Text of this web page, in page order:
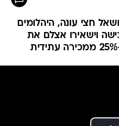
חצי עונה, היהלומים
וישאירו אצלם את